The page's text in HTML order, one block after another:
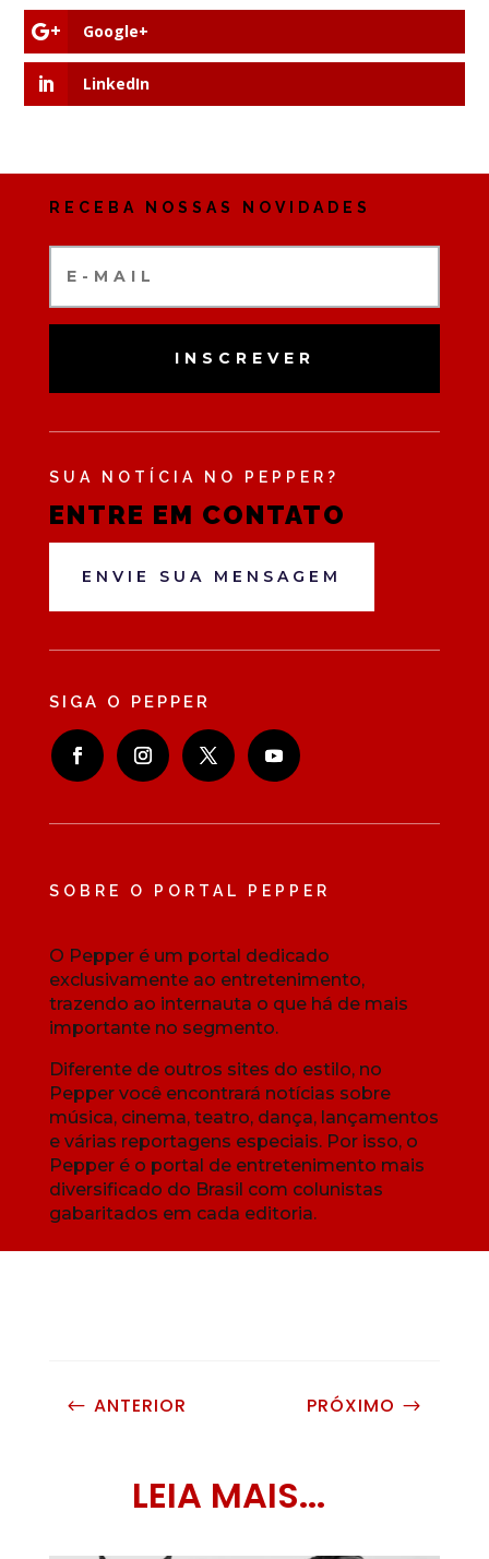
Google+
LinkedIn
RECEBA NOSSAS NOVIDADES
INSCREVER
SUA NOTÍCIA NO PEPPER?
ENTRE EM CONTATO
ENVIE SUA MENSAGEM
SIGA O PEPPER
SOBRE O PORTAL PEPPER
O Pepper é um portal dedicado
exclusivamente ao entretenimento,
trazendo ao internauta o que há de mais
importante no segmento.
Diferente de outros sites do estilo, no
Pepper você encontrará notícias sobre
música, cinema, teatro, dança, lançamentos
e várias reportagens especiais. Por isso, o
Pepper é o portal de entretenimento mais
diversificado do Brasil com colunistas
gabaritados em cada editoria.
# ANTERIOR PRÓXIMO $
LEIA MAIS...